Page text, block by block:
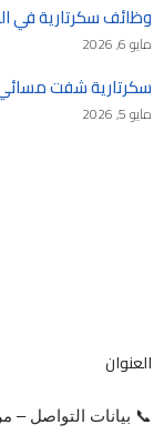
وظائف سكرتارية في
مايو 6, 2026
سكرتارية شفت مسائي لعام
مايو 5, 2026
العنوان
📞 بيانات التواصل –